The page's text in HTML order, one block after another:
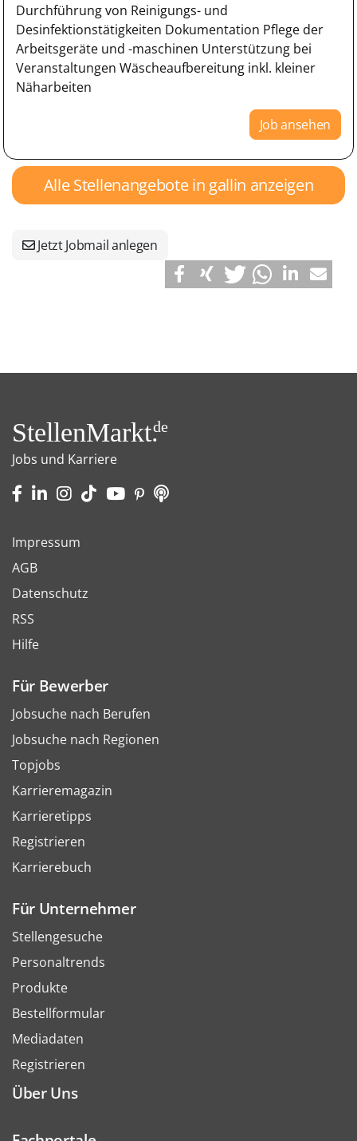
Durchführung von Reinigungs- und
Desinfektionstätigkeiten Dokumentation Pflege der
Arbeitsgeräte und -maschinen Unterstützung bei
Veranstaltungen Wäscheaufbereitung inkl. kleiner
Näharbeiten
Job ansehen
Alle Stellenangebote in gallin anzeigen
Jetzt Jobmail anlegen
StellenMarkt.de
Jobs und Karriere
Impressum
AGB
Datenschutz
RSS
Hilfe
Für Bewerber
Jobsuche nach Berufen
Jobsuche nach Regionen
Topjobs
Karrieremagazin
Karrieretipps
Registrieren
Karrierebuch
Für Unternehmer
Stellengesuche
Personaltrends
Produkte
Bestellformular
Mediadaten
Registrieren
Über Uns